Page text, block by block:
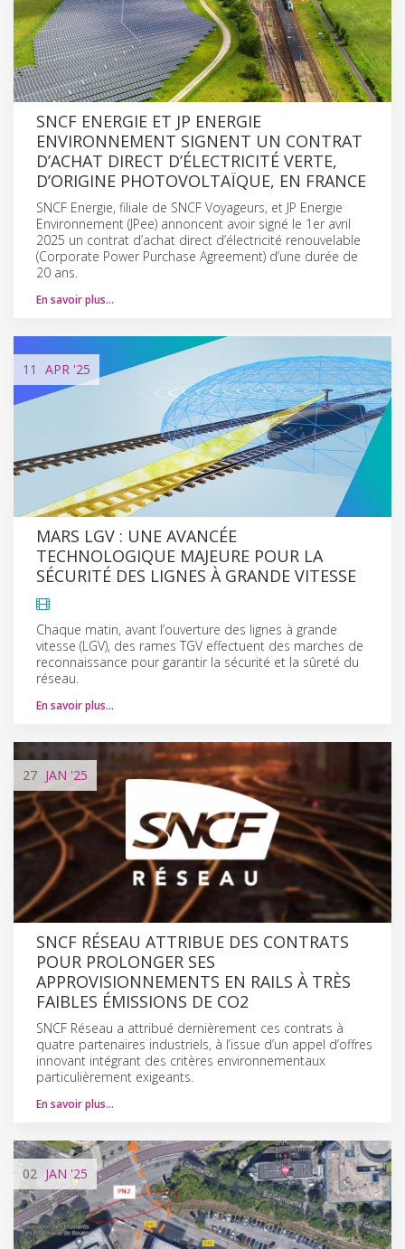
SNCF ENERGIE ET JP ENERGIE
ENVIRONNEMENT SIGNENT UN CONTRAT
D’ACHAT DIRECT D’ÉLECTRICITÉ VERTE,
D’ORIGINE PHOTOVOLTAÏQUE, EN FRANCE
SNCF Energie, filiale de SNCF Voyageurs, et JP Energie
Environnement (JPee) annoncent avoir signé le 1er avril
2025 un contrat d’achat direct d’électricité renouvelable
(Corporate Power Purchase Agreement) d’une durée de
20 ans.
En savoir plus…
11 APR '25
MARS LGV : UNE AVANCÉE
TECHNOLOGIQUE MAJEURE POUR LA
SÉCURITÉ DES LIGNES À GRANDE VITESSE
Chaque matin, avant l’ouverture des lignes à grande
vitesse (LGV), des rames TGV effectuent des marches de
reconnaissance pour garantir la sécurité et la sûreté du
réseau.
En savoir plus…
27 JAN '25
SNCF RÉSEAU ATTRIBUE DES CONTRATS
POUR PROLONGER SES
APPROVISIONNEMENTS EN RAILS À TRÈS
FAIBLES ÉMISSIONS DE CO2
SNCF Réseau a attribué dernièrement ces contrats à
quatre partenaires industriels, à l’issue d’un appel d’offres
innovant intégrant des critères environnementaux
particulièrement exigeants.
En savoir plus…
02 JAN '25